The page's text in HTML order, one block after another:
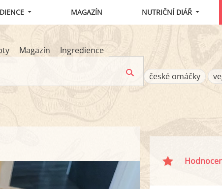
MAGAZÍN NUTRIČNÍ DIÁŘ
Magazín Ingredience
české omáčky